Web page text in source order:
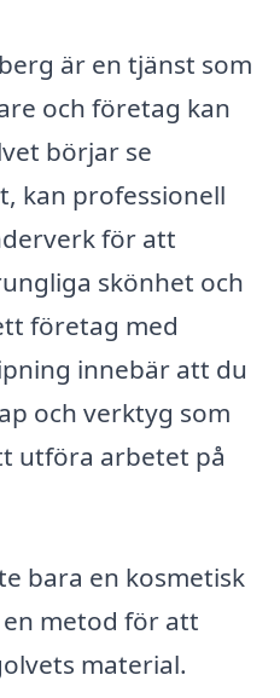
är en tjänst som
och företag kan
börjar se
kan professionell
för att
skönhet och
företag med
innebär att du
och verktyg som
utföra arbetet på
bara en kosmetisk
metod för att
material.